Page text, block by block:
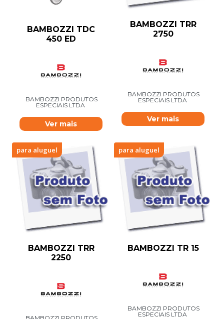
BAMBOZZI TDC
450 ED
BAMBOZZI PRODUTOS
ESPECIAIS LTDA
Ver mais
BAMBOZZI TRR
2750
BAMBOZZI PRODUTOS
ESPECIAIS LTDA
Ver mais
para aluguel
BAMBOZZI TRR
2250
para aluguel
BAMBOZZI TR 15
BAMBOZZI PRODUTOS
ESPECIAIS LTDA